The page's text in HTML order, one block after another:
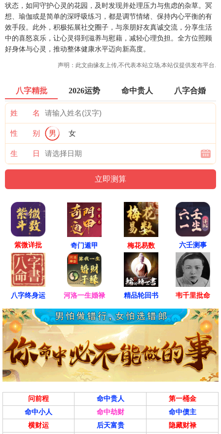
状态，如同守护心灵的花园，及时发现并处理压力与焦虑的杂草。冥
想、瑜伽或是简单的深呼吸练习，都是调节情绪、保持内心平衡的有
效手段。此外，积极拓展社交圈子，与亲朋好友真诚交流，分享生活
中的喜怒哀乐，让心灵得到滋养与慰藉，减轻心理负担。全方位照顾
好身体与心灵，推动整体健康水平迈向新高度。
声明：此文由缘友上传,不代表本站立场,本站仅提供发布平台.
八字精批 2026运势 命中贵人 八字合婚
姓 名
性 别 男 女
生 日
紫微详批 奇门遁甲 梅花易数 六壬测事
八字终身运 河洛一生婚禄 精品轮回书 韦千里批命
问前程 命中贵人
第一桶金
命中小人
命中劫财
命中债主
横财运
后天富贵
隐藏财禄